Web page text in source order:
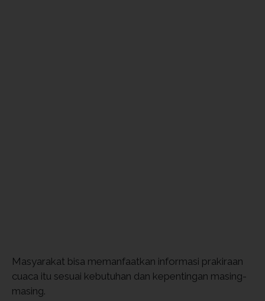
Masyarakat bisa memanfaatkan informasi prakiraan
cuaca itu sesuai kebutuhan dan kepentingan masing-
masing.